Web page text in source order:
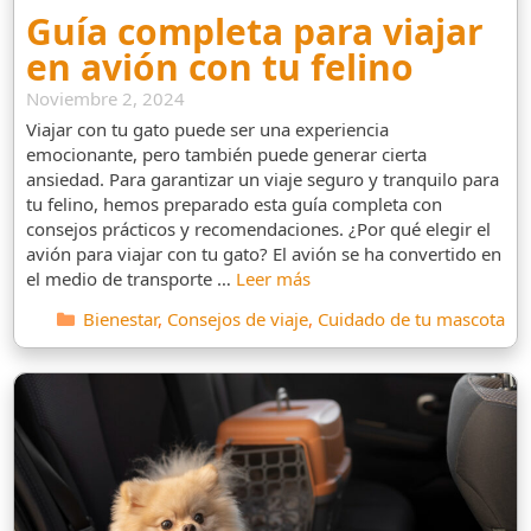
Guía completa para viajar
en avión con tu felino
Noviembre 2, 2024
Viajar con tu gato puede ser una experiencia
emocionante, pero también puede generar cierta
ansiedad. Para garantizar un viaje seguro y tranquilo para
tu felino, hemos preparado esta guía completa con
consejos prácticos y recomendaciones. ¿Por qué elegir el
avión para viajar con tu gato? El avión se ha convertido en
el medio de transporte … Leer más
Categorías
Bienestar, Consejos de viaje, Cuidado de tu mascota